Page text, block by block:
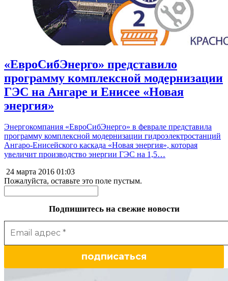
«ЕвроСибЭнерго» представило
программу комплексной модернизации
ГЭС на Ангаре и Енисее «Новая
энергия»
Энергокомпания «ЕвроСибЭнерго» в феврале представила
программу комплексной модернизации гидроэлектростанций
Ангаро-Енисейского каскада «Новая энергия», которая
увеличит производство энергии ГЭС на 1,5…
24 марта 2016 01:03
Пожалуйста, оставьте это поле пустым.
Подпишитесь на свежие новости